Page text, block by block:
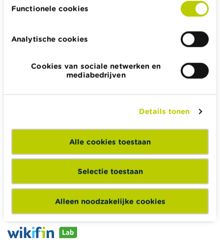
Functionele cookies
Analytische cookies
Cookies van sociale netwerken en
mediabedrijven
Details tonen
Alle cookies toestaan
Selectie toestaan
Alleen noodzakelijke cookies
Wikifin.be helpt je bij financiële beslissingen. Ze stelt gratis
betrouwbare en handige informatie ter beschikking,
Wikifin School biedt gratis en heel divers pedagogisch
lesmateriaal en opleidingen aan leerkrachten om hen te
ondersteunen bij hun lessen financiële educatie.
Naar Wikifin School